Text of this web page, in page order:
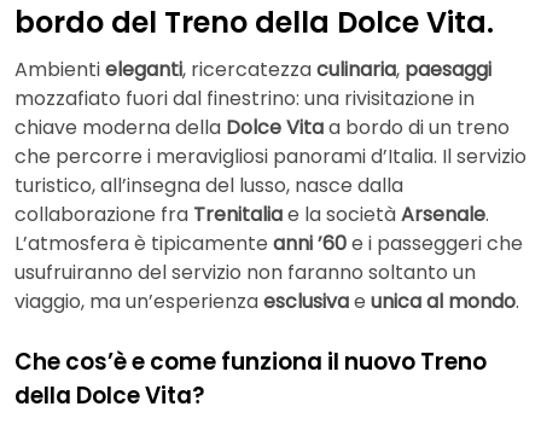
bordo del Treno della Dolce Vita.
Ambientieleganti, ricercatezzaculinaria, paesaggi
mozzafiato fuori dal finestrino: una rivisitazione in
chiave moderna della Dolce Vitaa bordo di un treno
che percorre i meravigliosi panorami d’Italia. Il servizio
turistico, all’insegna del lusso, nasce dalla
collaborazione fra Trenitaliae la societàArsenale.
L’atmosfera è tipicamente anni ’60e i passeggeri che
usufruiranno del servizio non faranno soltanto un
viaggio, ma un’esperienzaesclusivae unica al mondo.
Che cos’è e come funziona il nuovo Treno
della Dolce Vita?